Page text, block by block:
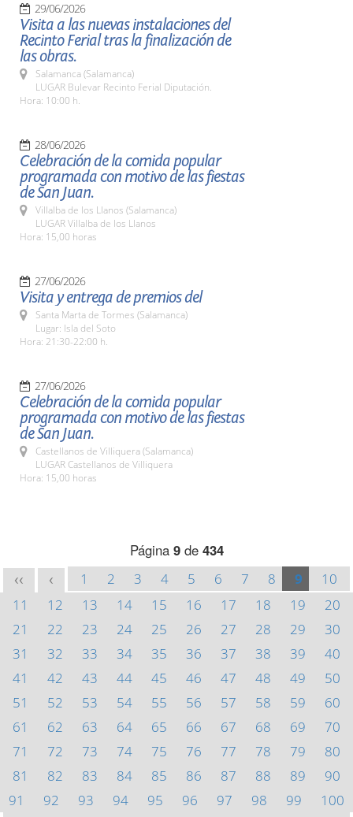
29/06/2026
Visita a las nuevas instalaciones del
Recinto Ferial tras la finalización de
las obras.
Salamanca (Salamanca)
LUGAR Bulevar Recinto Ferial Diputación.
Hora: 10:00 h.
28/06/2026
Celebración de la comida popular
programada con motivo de las fiestas
de San Juan.
Villalba de los Llanos (Salamanca)
LUGAR Villalba de los Llanos
Hora: 15,00 horas
27/06/2026
Visita y entrega de premios del
Santa Marta de Tormes (Salamanca)
Lugar: Isla del Soto
Hora: 21:30-22:00 h.
27/06/2026
Celebración de la comida popular
programada con motivo de las fiestas
de San Juan.
Castellanos de Villiquera (Salamanca)
LUGAR Castellanos de Villiquera
Hora: 15,00 horas
Página 9de 434
<< < 1 2 3 4 5 6 7 8 9
10
11
12 13 14 15 16 17 18 19
20
21
22 23 24 25 26 27 28 29
30
31
32 33 34 35 36 37 38 39
40
41
42 43 44 45 46 47 48 49
50
51
52 53 54 55 56 57 58 59
60
61
62 63 64 65 66 67 68 69
70
71
72 73 74 75 76 77 78 79
80
81
82 83 84 85 86 87 88 89
90
91
92 93 94 95 96 97 98 99
100